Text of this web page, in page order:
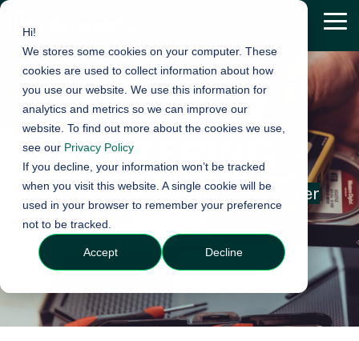
Hi!
We stores some cookies on your computer. These
cookies are used to collect information about how
you use our website. We use this information for
analytics and metrics so we can improve our
website. To find out more about the cookies we use,
see our Privacy Policy
If you decline, your information won’t be tracked
when you visit this website. A single cookie will be
used in your browser to remember your preference
not to be tracked.
Accept Decline
Skip
main
content.
HENDELSES
HÅNDTERING
Vi er klare til å hjelpe når du trenger
det som mest